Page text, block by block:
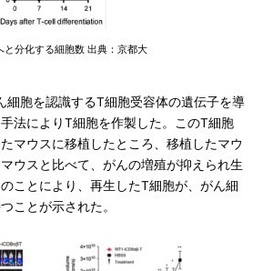
と分化する細胞数 出典：京都大
胞を認識するT細胞受容体の遺伝子を導
法によりT細胞を作製した。このT細胞
マウスに移植したところ、移植したマウ
ウスと比べて、がんの増殖が抑えられ生
ことにより、再生したT細胞が、がん細
ことが示された。